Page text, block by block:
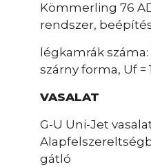
Kömmerling 76
rendszer,
légkamrák
szárny forma, Uf =
VASALAT
G-U Uni-Jet
gátló